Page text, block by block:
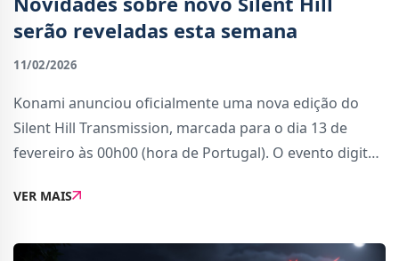
serão reveladas esta semana
11/02/2026
Konami anunciou oficialmente uma nova edição do
Silent Hill Transmission, marcada para o dia 13 de
fevereiro às 00h00 (hora de Portugal). O evento digital
Silent Hill, com foco especial em
VER MAIS